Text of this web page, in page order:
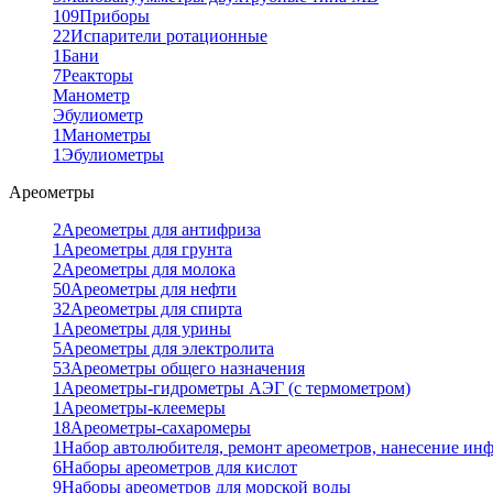
109Приборы
22Испарители ротационные
1Бани
7Реакторы
Манометр
Эбулиометр
1Манометры
1Эбулиометры
Ареометры
2Ареометры для антифриза
1 Ареометры для грунта
2Ареометры для молока
50Ареометры для нефти
32Ареометры для спирта
1 Ареометры для урины
5Ареометры для электролита
53Ареометры общего назначения
1 Ареометры-гидрометры АЭГ (с термометром)
1 Ареометры-клеемеры
18Ареометры-сахаромеры
1Набор автолюбителя, ремонт ареометров, нанесение
6Наборы ареометров для кислот
9Наборы ареометров для морской воды